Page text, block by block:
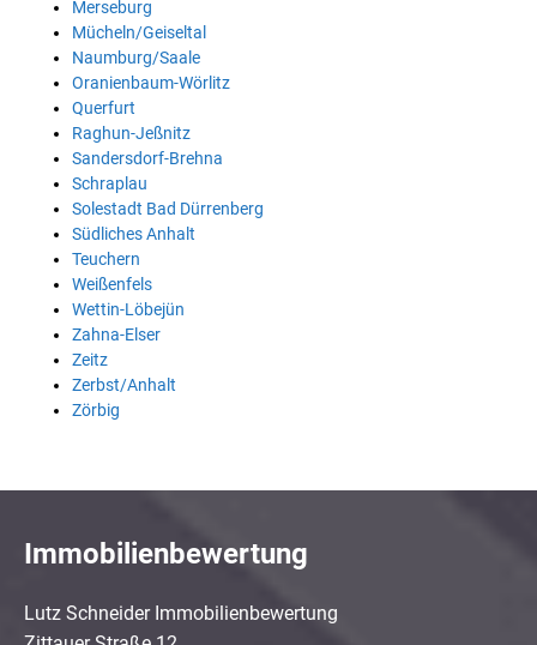
Merseburg
Mücheln/Geiseltal
Naumburg/Saale
Oranienbaum-Wörlitz
Querfurt
Raghun-Jeßnitz
Sandersdorf-Brehna
Schraplau
Solestadt Bad Dürrenberg
Südliches Anhalt
Teuchern
Weißenfels
Wettin-Löbejün
Zahna-Elser
Zeitz
Zerbst/Anhalt
Zörbig
Immobilienbewertung
Lutz Schneider Immobilienbewertung